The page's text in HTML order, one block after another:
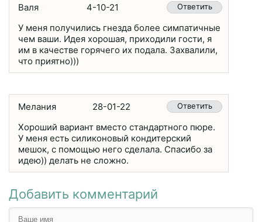
Валя 4-10-21 Ответить
У меня получились гнезда более симпатичные
чем ваши. Идея хорошая, приходили гости, я
им в качестве горячего их подала. Захвалили,
что приятно)))
Мелания 28-01-22 Ответить
Хороший вариант вместо стандартного пюре.
У меня есть силиконовый кондитерский
мешок, с помощью него сделала. Спасибо за
идею)) делать не сложно.
Добавить комментарий